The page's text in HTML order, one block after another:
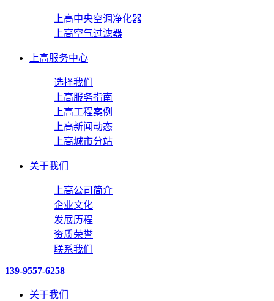
上高中央空调净化器
上高空气过滤器
上高服务中心
选择我们
上高服务指南
上高工程案例
上高新闻动态
上高城市分站
关于我们
上高公司简介
企业文化
发展历程
资质荣誉
联系我们
139-9557-6258
关于我们